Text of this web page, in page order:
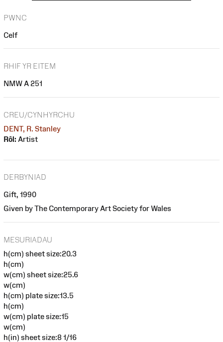
PWNC
Celf
RHIF YR EITEM
NMW A 251
CREU/CYNHYRCHU
DENT, R. Stanley
Rôl: Artist
DERBYNIAD
Gift, 1990
Given by The Contemporary Art Society for Wales
MESURIADAU
h(cm) sheet size:20.3
h(cm)
w(cm) sheet size:25.6
w(cm)
h(cm) plate size:13.5
h(cm)
w(cm) plate size:15
w(cm)
h(in) sheet size:8 1/16